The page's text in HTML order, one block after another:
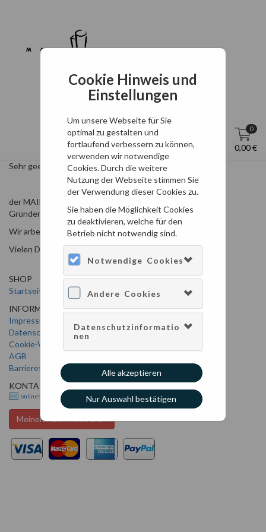
Cookie Hinweis und
Einstellungen
Um unsere Webseite für Sie
optimal zu gestalten und
fortlaufend verbessern zu können,
verwenden wir notwendige
Cookies. Durch die weitere
Nutzung der Webseite stimmen Sie
der Verwendung dieser Cookies zu.
Sie haben die Möglichkeit Cookies
zu deaktivieren, welche für den
Betrieb nicht notwendig sind.
Notwendige Cookies
Andere Cookies
Datenschutzinformatio
nen
Alle akzeptieren
Nur Auswahl bestätigen
DE Anmelden
0
0,00 €
Sehr geehrte Damen und Herren,
der MAIN TOWER Onlineshop ist zurzeit aus technischen
Gründen nicht erreichbar.
Wir arbeiten an der Behebung des Problems.
Vielen Dank für Ihre Geduld.
SHOP
Startseite
SERVICE
Konto verwalten
INFORMATION
Impressum
Datenschutz
Cookie-Verwendung
AGB
Barrierefreiheit
KONTAKT
onlineshop@bv-maintower.de
Meinen Kauf widerrufen